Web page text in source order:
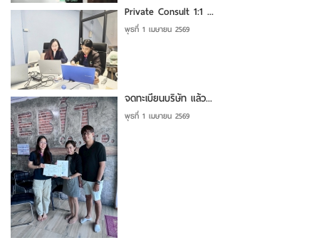
Private Consult 1:1 ...
พุธที่ 1 เมษายน 2569
จดทะเบียนบริษัท แล้ว...
พุธที่ 1 เมษายน 2569